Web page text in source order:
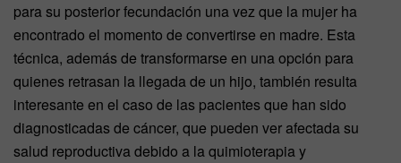
para su posterior fecundación una vez que la mujer ha
encontrado el momento de convertirse en madre. Esta
técnica, además de transformarse en una opción para
quienes retrasan la llegada de un hijo, también resulta
interesante en el caso de las pacientes que han sido
diagnosticadas de cáncer, que pueden ver afectada su
salud reproductiva debido a la quimioterapia y